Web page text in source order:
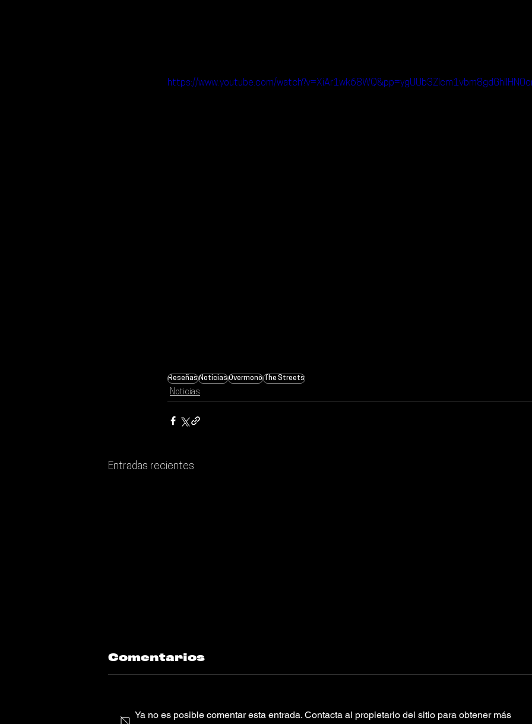
https://www.youtube.com/
ReseñasNoticiasOvermonoThe Streets
Noticias
Entradas recientes
Comentarios
Ya no es posible comentar esta entrada. Contacta al propietario del sitio para obtener más